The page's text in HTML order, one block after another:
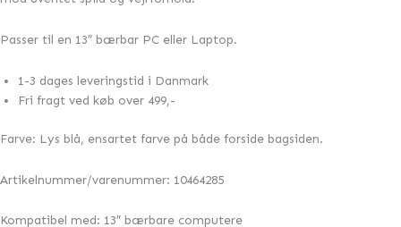
Passer til en 13″ bærbar PC eller Laptop.
1-3 dages leveringstid i Danmark
Fri fragt ved køb over 499,-
Farve: Lys blå, ensartet farve på både forside bagsiden.
Artikelnummer/varenummer: 10464285
Kompatibel med: 13″ bærbare computere